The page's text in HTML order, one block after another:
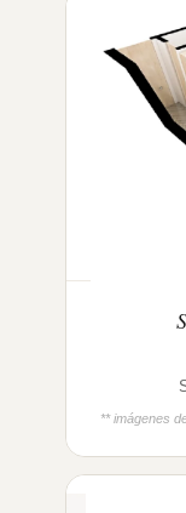
** imágenes